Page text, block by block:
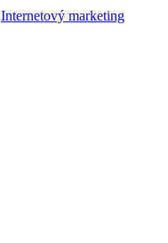
Internetový marketing